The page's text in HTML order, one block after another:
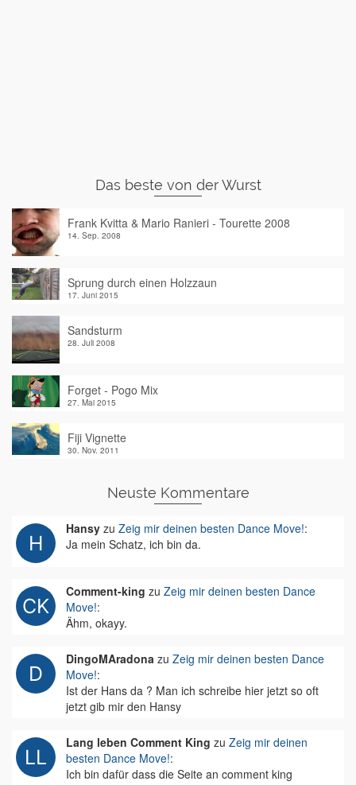
Das beste von der Wurst
Frank Kvitta & Mario Ranieri - Tourette 2008
14. Sep. 2008
Sprung durch einen Holzzaun
17. Juni 2015
Sandsturm
28. Juli 2008
Forget - Pogo Mix
27. Mai 2015
Fiji Vignette
30. Nov. 2011
Neuste Kommentare
Hansy zu Zeig mir deinen besten Dance Move!:
Ja mein Schatz, ich bin da.
Comment-king zu Zeig mir deinen besten Dance
Move!:
Ähm, okayy.
DingoMAradona zu Zeig mir deinen besten Dance
Move!:
Ist der Hans da ? Man ich schreibe hier jetzt so oft
jetzt gib mir den Hansy
Lang leben Comment King zu Zeig mir deinen
besten Dance Move!:
Ich bin dafür dass die Seite an comment king